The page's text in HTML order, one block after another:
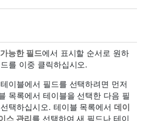
능한 필드에서 표시할 순서로 원하
를 이중 클릭하십시오.
이블에서 필드를 선택하려면 먼저
목록에서 테이블을 선택한 다음 필
택하십시오. 테이블 목록에서데이
스 관리를 선택하여 새 필드나 테이